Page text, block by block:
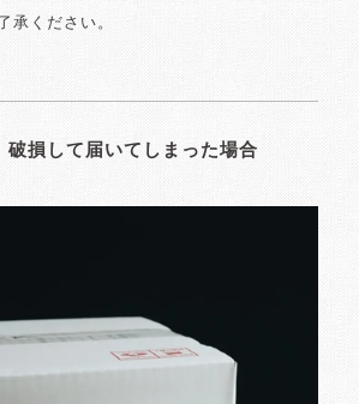
承ください。
破損して届いてしまった場合